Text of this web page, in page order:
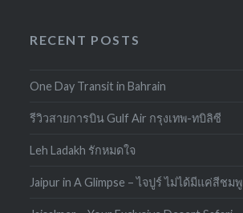
RECENT POSTS
One Day Transit in Bahrain
รีวิวสายการบิน Gulf Air กรุงเทพ-ทบิลิซี
Leh Ladakh รักหมดใจ
Jaipur in A Glimpse – ไจปูร์ ไม่ได้มีแค่สีชมพู